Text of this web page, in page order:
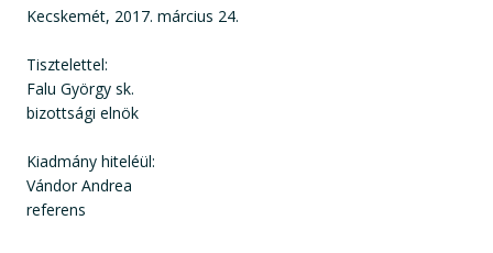
Kecskemét, 2017. március 24.
Tisztelettel:
Falu György sk.
bizottsági elnök
Kiadmány hiteléül:
Vándor Andrea
referens